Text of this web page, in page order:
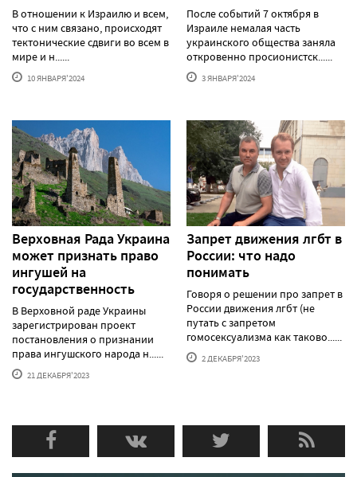
В отношении к Израилю и всем,
что с ним связано, происходят
тектонические сдвиги во всем в
мире и н......
10 ЯНВАРЯ'2024
После событий 7 октября в
Израиле немалая часть
украинского общества заняла
откровенно просионистск......
3 ЯНВАРЯ'2024
Верховная Рада Украина
может признать право
ингушей на
государственность
В Верховной раде Украины
зарегистрирован проект
постановления о признании
права ингушского народа н......
21 ДЕКАБРЯ'2023
Запрет движения лгбт в
России: что надо
понимать
Говоря о решении про запрет в
России движения лгбт (не
путать с запретом
гомосексуализма как таково......
2 ДЕКАБРЯ'2023